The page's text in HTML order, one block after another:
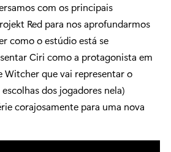
com os principais
Red para nos aprofundarmos
como o estúdio está se
Ciri como a protagonista em
Witcher que vai representar o
dos jogadores nela)
corajosamente para uma nova